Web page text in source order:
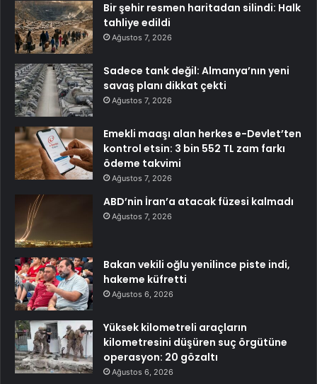
Bir şehir resmen haritadan silindi: Halk
tahliye edildi
Ağustos 7, 2026
Sadece tank değil: Almanya’nın yeni
savaş planı dikkat çekti
Ağustos 7, 2026
Emekli maaşı alan herkes e-Devlet’ten
kontrol etsin: 3 bin 552 TL zam farkı
ödeme takvimi
Ağustos 7, 2026
ABD’nin İran’a atacak füzesi kalmadı
Ağustos 7, 2026
Bakan vekili oğlu yenilince piste indi,
hakeme küfretti
Ağustos 6, 2026
Yüksek kilometreli araçların
kilometresini düşüren suç örgütüne
operasyon: 20 gözaltı
Ağustos 6, 2026